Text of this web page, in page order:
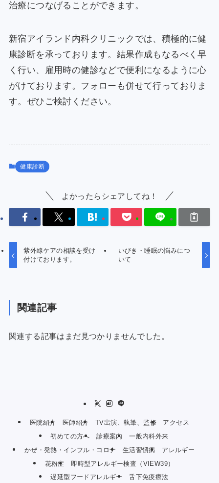
治療につなげることができます。
新宿アイランド内科クリニックでは、積極的に健
康診断を承っております。結果作成もなるべく早
く行い、雇用時の健診などで便利になるように心
がけております。フォローも併せて行っておりま
す。ぜひご検討ください。
健康診断
よかったらシェアしてね！
紫外線ケアの相談を受け
付けております。
いびき・睡眠の悩みにつ
いて
関連記事
関連する記事はまだ見つかりませんでした。
医院紹介 医師紹介 TV出演、執筆、監修
アクセス
初めての方へ
診療案内
一般内科外来
かぜ・発熱・インフル・コロナ
生活習慣病
アレルギー
花粉症
即時型アレルギー検査（VIEW39）
遅延型フードアレルギー
舌下免疫療法